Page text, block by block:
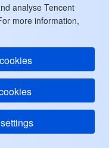
analyse Tencent
more information,
Feature
Limit
requests
second)
20